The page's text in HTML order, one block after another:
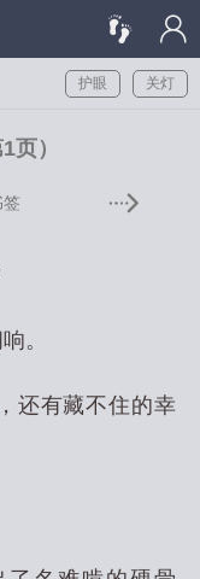
关灯
护眼
页）
。
还有藏不住的幸